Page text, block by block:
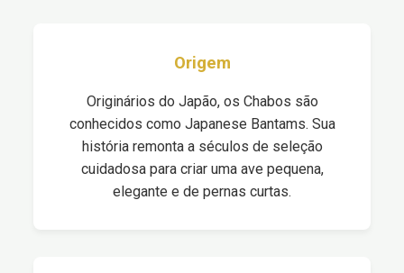
Origem
Originários do Japão, os Chabos são
conhecidos como Japanese Bantams. Sua
história remonta a séculos de seleção
cuidadosa para criar uma ave pequena,
elegante e de pernas curtas.